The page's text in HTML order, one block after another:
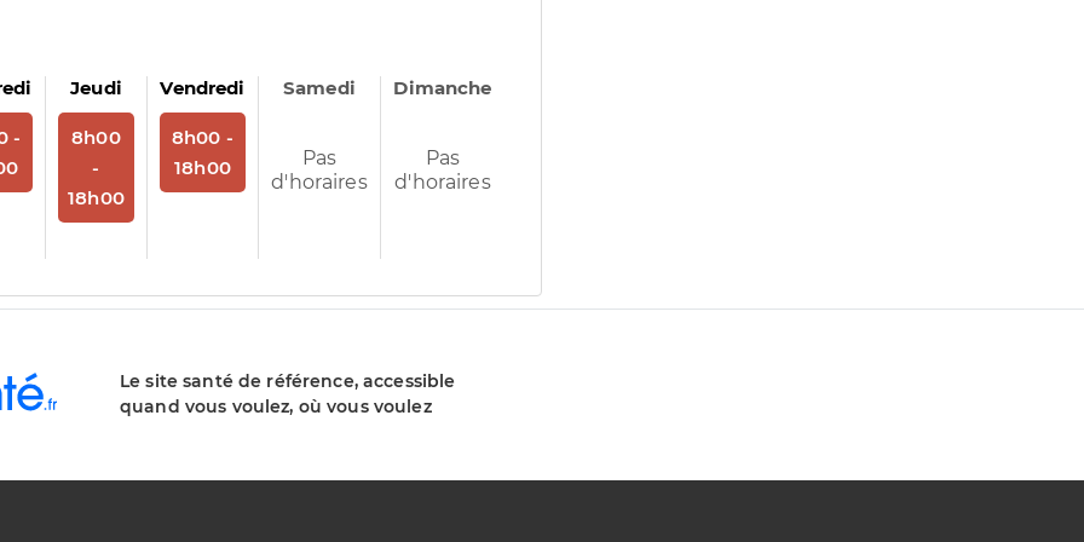
vous
-
Jeudi
Sur rendez-vous
8h00
-
18h00
Vendredi
Sur rendez-vous
8h00 -
18h00
Samedi
Pas
d'horaires
Dimanche
Pas
d'horaires
Le site santé de référence, accessible
quand vous voulez, où vous voulez